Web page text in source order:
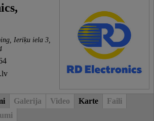
Ieriķu iela 3,
Galerija Video Karte
Faili